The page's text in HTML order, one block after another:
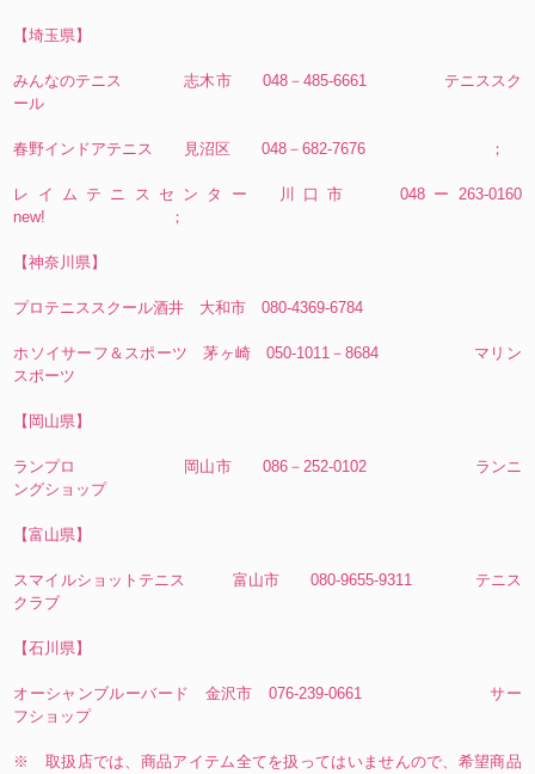
【埼玉県】
みんなのテニス 志木市 048－485-6661 テニススク
ール
春野インドアテニス 見沼区 048－682-7676 ；
レイムテニスセンター 川口市 048ー263‐0160
new! ；
【神奈川県】
プロテニススクール酒井 大和市 080-4369-6784
ホソイサーフ＆スポーツ 茅ヶ崎 050-1011－8684 マリン
スポーツ
【岡山県】
ランプロ 岡山市 086－252-0102 ランニ
ングショップ
【富山県】
スマイルショットテニス 富山市 080-9655-9311 テニス
クラブ
【石川県】
オーシャンブルーバード 金沢市 076-239-0661 サー
フショップ
※ 取扱店では、商品アイテム全てを扱ってはいませんので、希望商品